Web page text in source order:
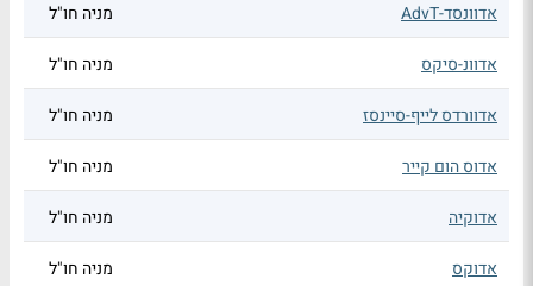
אדוונסד-AdvT מניה חו"ל
אדוונ-סיקס מניה חו"ל
אדוורדס לייף-סיינסז מניה חו"ל
אדוס הום קייר מניה חו"ל
אדוקיה מניה חו"ל
אדוקס מניה חו"ל